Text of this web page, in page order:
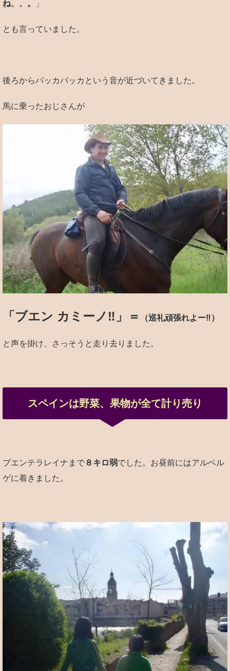
ね、、。 」
とも言っていました。
後ろからパッカパッカという音が近づいてきました。
馬に乗ったおじさんが
「ブエン カミーノ‼︎」＝ （巡礼頑張れよー‼︎）
と声を掛け、さっそうと走り去りました。
スペインは野菜、果物が全て計り売り
プエンテラレイナまで８キロ弱でした。お昼前にはアルベル
ゲに着きました。